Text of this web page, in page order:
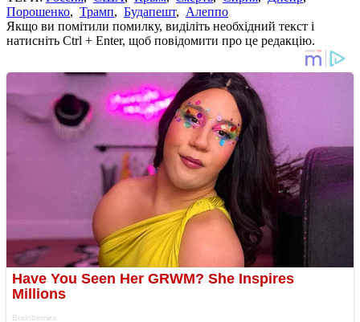
Порошенко, Трамп, Будапешт, Алеппо
Якщо ви помітили помилку, виділіть необхідний текст і
натисніть Ctrl + Enter, щоб повідомити про це редакцію.